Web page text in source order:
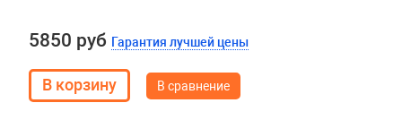
5850 руб Гарантия лучшей цены
В сравнение